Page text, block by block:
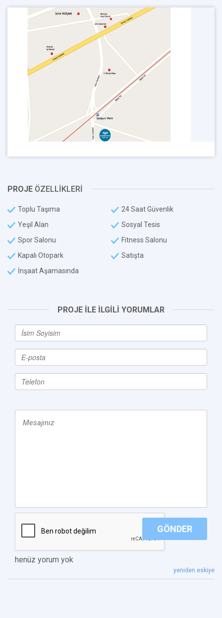
PROJE ÖZELLİKLERİ
Toplu Taşıma
24 Saat Güvenlik
Yeşil Alan
Sosyal Tesis
Spor Salonu
Fitness Salonu
Kapalı Otopark
Satışta
İnşaat Aşamasında
PROJE İLE İLGİLİ YORUMLAR
GÖNDER
henüz yorum yok
yeniden eskiye